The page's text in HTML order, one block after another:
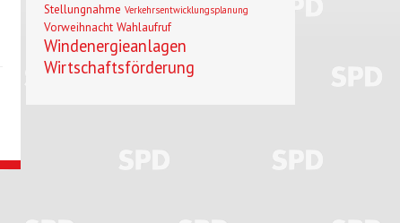
Stellungnahme Verkehrsentwicklungsplanung
Vorweihnacht Wahlaufruf
Windenergieanlagen
Wirtschaftsförderung